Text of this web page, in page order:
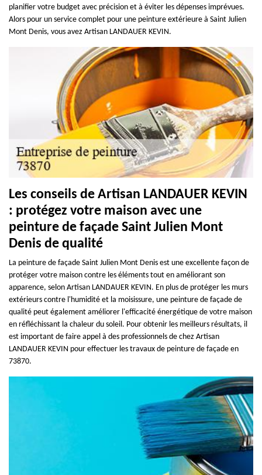
planifier votre budget avec précision et à éviter les dépenses imprévues.
Alors pour un service complet pour une peinture extérieure à Saint Julien
Mont Denis, vous avez Artisan LANDAUER KEVIN.
Les conseils de Artisan LANDAUER KEVIN
: protégez votre maison avec une
peinture de façade Saint Julien Mont
Denis de qualité
La peinture de façade Saint Julien Mont Denis est une excellente façon de
protéger votre maison contre les éléments tout en améliorant son
apparence, selon Artisan LANDAUER KEVIN. En plus de protéger les murs
extérieurs contre l'humidité et la moisissure, une peinture de façade de
qualité peut également améliorer l'efficacité énergétique de votre maison
en réfléchissant la chaleur du soleil. Pour obtenir les meilleurs résultats, il
est important de faire appel à des professionnels de chez Artisan
LANDAUER KEVIN pour effectuer les travaux de peinture de façade en
73870.